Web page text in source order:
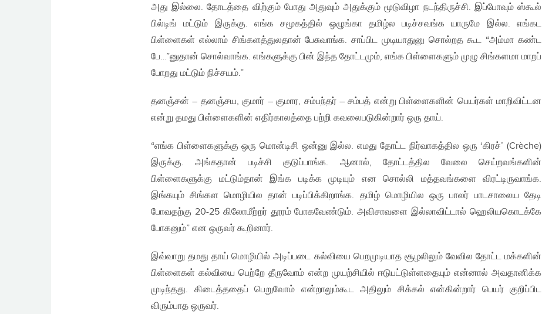
அது இல்லை. தோடத்தை விற்கும் போது அதுவும் அதுக்கும் மூடுவிழா நடந்திருச்சி. இப்போவும் ஸ்கூல்
பில்டிங் மட்டும் இருக்கு. எங்க சமூகத்தில் ஒழுங்கா தமிழ்ல படிச்சவங்க யாருமே இல்ல. எங்கட
பிள்ளைகள் எல்லாம் சிங்களத்துலதான் பேசுவாங்க. சாப்பிட முடியாதுனு சொல்றத கூட “அம்மா கண்ட
பே…”னுதான் சொல்வாங்க. எங்களுக்கு பின் இந்த தோட்டமும், எங்க பிள்ளைகளும் முழு சிங்களமா மாறப்
போறது மட்டும் நிச்சயம்.”
தனஞ்சன் – தனஞ்சய, குமார் – குமார, சம்பந்தர் – சம்பத் என்று பிள்ளைகளின் பெயர்கள் மாறிவிட்டன
என்று தமது பிள்ளைகளின் எதிர்காலத்தை பற்றி கவலைபடுகின்றார் ஒரு தாய்.
“எங்க பிள்ளைகளுக்கு ஒரு மொன்டிசி ஒன்னு இல்ல. எமது தோட்ட நிர்வாகத்தில ஒரு ‘கிரச்’ (Crèche)
இருக்கு. அங்கதான் படிச்சி குடுப்பாங்க. ஆனால், தோட்டத்தில வேலை செய்றவங்களின்
பிள்ளைகளுக்கு மட்டும்தான் இங்க படிக்க முடியும் என சொல்லி மத்தவங்களை விரட்டிருவாங்க.
இங்கயும் சிங்கள மொழியில தான் படிப்பிக்கிறாங்க. தமிழ் மொழியில ஒரு பாலர் பாடசாலைய தேடி
போவதற்கு 20-25 கிலோமீற்றர் தூரம் போகவேண்டும். அவிசாவளை இல்லாவிட்டால் ஹெலியகொடக்கே
போகனும்” என ஒருவர் கூறினார்.
இவ்வாறு தமது தாய் மொழியில் அடிப்படை கல்வியை பெறமுடியாத சூழலிலும் வேவில தோட்ட மக்களின்
பிள்ளைகள் கல்வியை பெற்றே தீருவோம் என்ற முயற்சியில் ஈடுபட்டுள்ளதையும் என்னால் அவதானிக்க
முடிந்தது. கிடைத்ததைப் பெறுவோம் என்றாலும்கூட அதிலும் சிக்கல் என்கின்றார் பெயர் குறிப்பிட
விரும்பாத ஒருவர்.